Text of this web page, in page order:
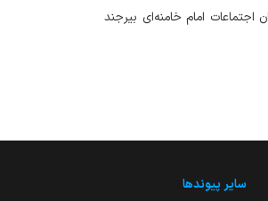
امام خامنه‌ای بیرجند
سایر پیوندها